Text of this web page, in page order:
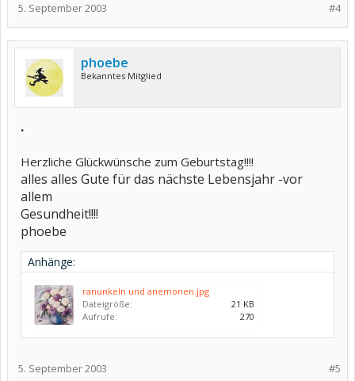
#4
5. September 2003
phoebe
Bekanntes Mitglied
.
Herzliche Glückwünsche zum Geburtstag!!!!
alles alles Gute für das nächste Lebensjahr -vor
allem
Gesundheit!!!!
phoebe
Anhänge:
ranunkeln und anemonen.jpg
Dateigröße:
21 KB
Aufrufe:
270
#5
5. September 2003